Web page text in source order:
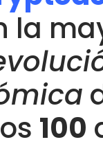
la
100